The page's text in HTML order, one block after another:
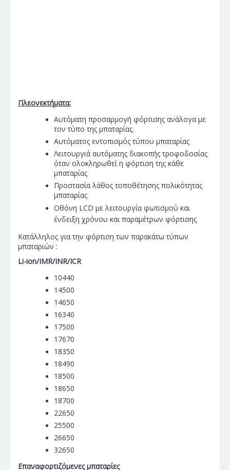
Πλεονεκτήματα:
Αυτόματη προσαρμογή φόρτισης ανάλογα με
τον τύπο της μπαταρίας.
Αυτόματος εντοπισμός τύπου μπαταρίας
Λειτουργιά αυτόματης διακοπής τροφοδοσίας
όταν ολοκληρωθεί η φόρτιση της κάθε
μπαταρίας
Προστασία λάθος τοποθέτησης πολικότητας
μπαταρίας
Οθόνη LCD με λειτουργία φωτισμού και
ένδειξη χρόνου και παραμέτρων φόρτισης
Κατάλληλος για την φόρτιση των παρακάτω τύπων
μπαταριών :
Li-ion/IMR/INR/ICR
10440
14500
14650
16340
17500
17670
18350
18490
18500
18650
18700
22650
25500
26650
32650
Επαναφορτιζόμενες μπαταρίες